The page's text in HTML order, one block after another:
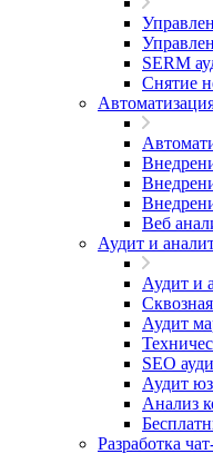
SERM
Снятие
Веб
Аудит и
Аудит и
Аудит
SEO
Аудит
Анализ
Разработка